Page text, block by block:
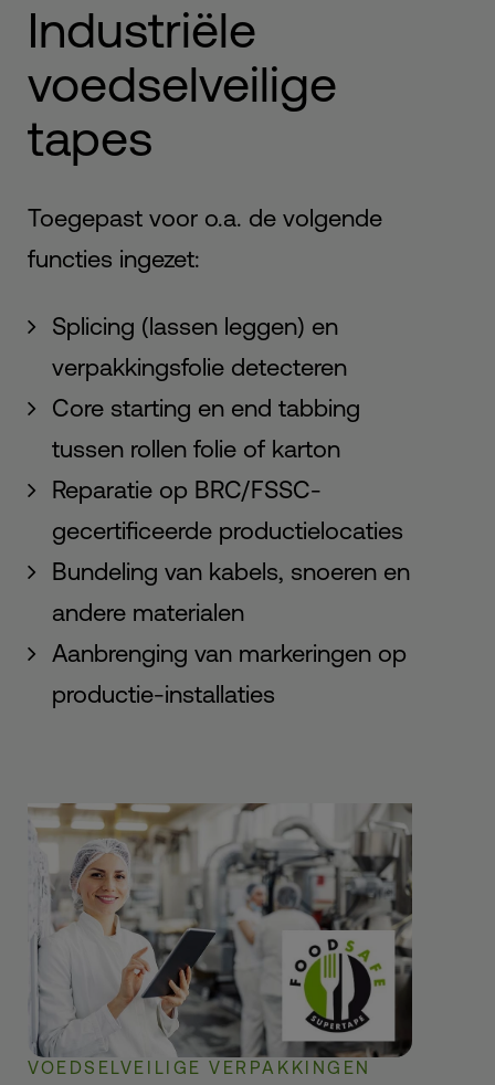
Industriële
voedselveilige
tapes
Toegepast voor o.a. de volgende
functies ingezet:
Splicing (lassen leggen) en
verpakkingsfolie detecteren
Core starting en end tabbing
tussen rollen folie of karton
Reparatie op BRC/FSSC-
gecertificeerde productielocaties
Bundeling van kabels, snoeren en
andere materialen
Aanbrenging van markeringen op
productie-installaties
VOEDSELVEILIGE VERPAKKINGEN